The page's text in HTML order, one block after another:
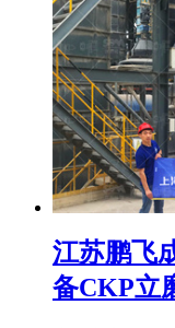
江苏鹏飞
备CKP立